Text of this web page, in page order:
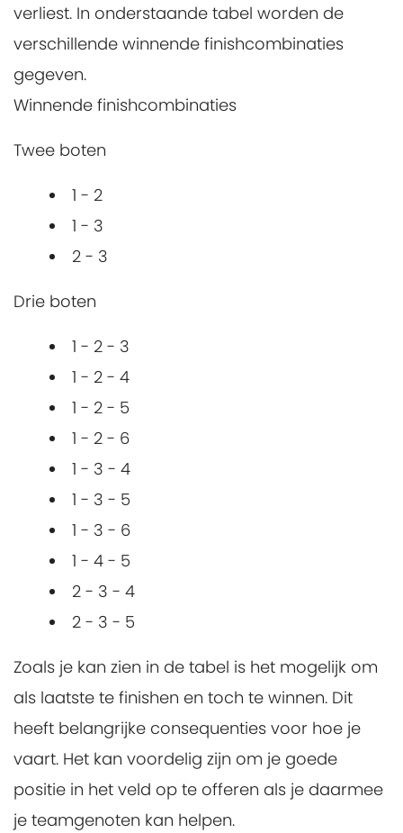
verliest. In onderstaande tabel worden de
verschillende winnende finishcombinaties
gegeven.
Winnende finishcombinaties
Twee boten
1 - 2
1 - 3
2 - 3
Drie boten
1 - 2 - 3
1 - 2 - 4
1 - 2 - 5
1 - 2 - 6
1 - 3 - 4
1 - 3 - 5
1 - 3 - 6
1 - 4 - 5
2 - 3 - 4
2 - 3 - 5
Zoals je kan zien in de tabel is het mogelijk om
als laatste te finishen en toch te winnen. Dit
heeft belangrijke consequenties voor hoe je
vaart. Het kan voordelig zijn om je goede
positie in het veld op te offeren als je daarmee
je teamgenoten kan helpen.